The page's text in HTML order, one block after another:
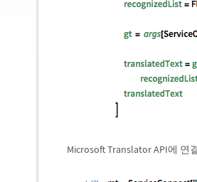
Microsoft Translator API에 연